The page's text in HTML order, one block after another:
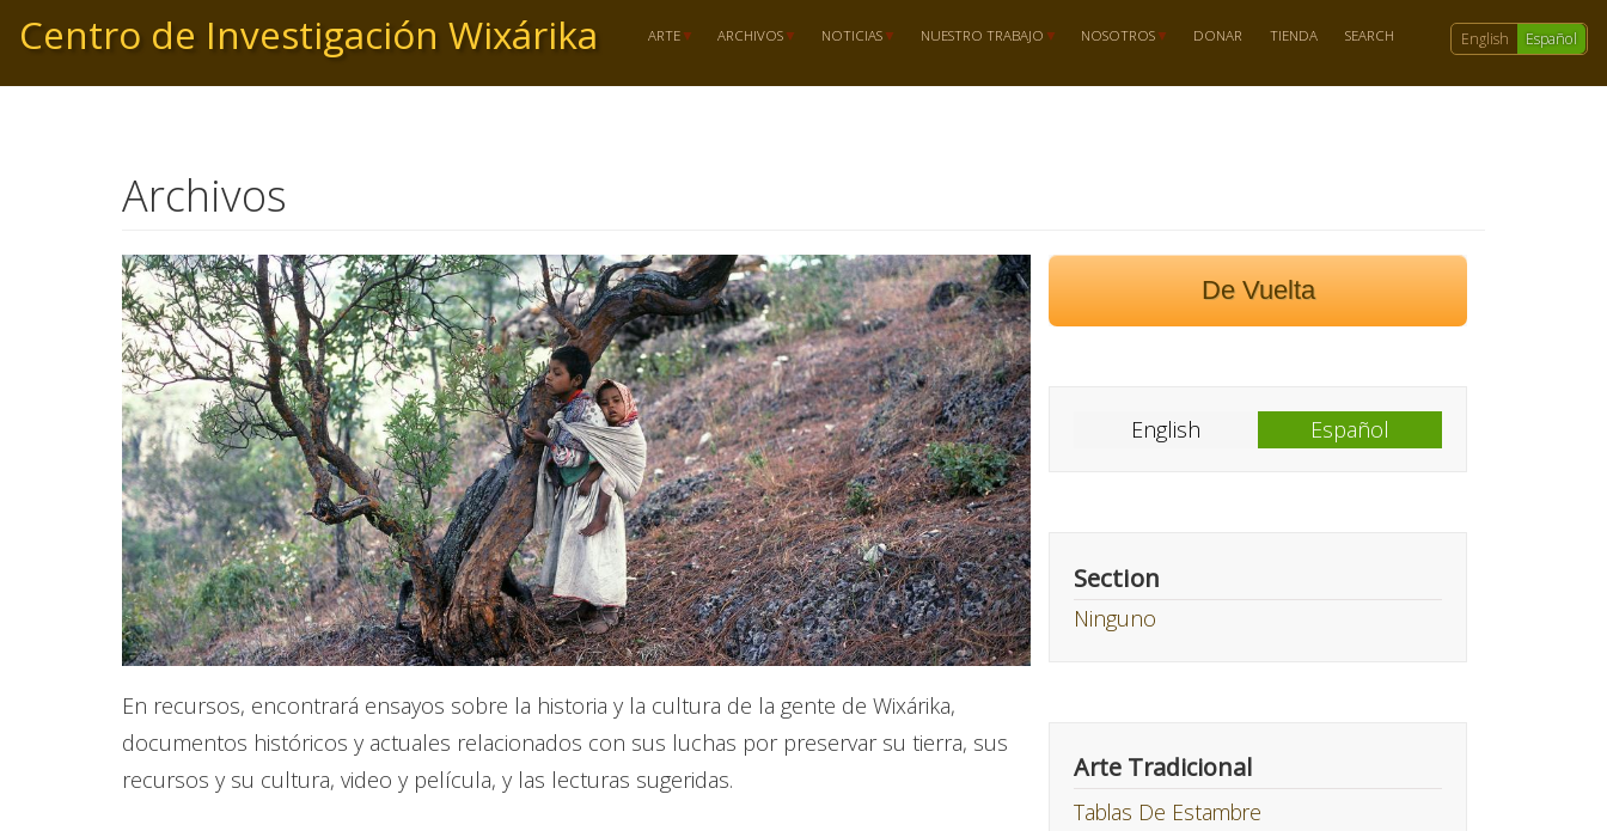
contenido
principal
Centro de Investigación Wixárika ARTE ARCHIVOS NOTICIAS NUESTRO TRABAJO NOSOTROS DONAR TIENDA SEARCH English Español
Archivos
En recursos, encontrará ensayos sobre la historia y la cultura de la gente de Wixárika,
documentos históricos y actuales relacionados con sus luchas por preservar su tierra, sus
recursos y su cultura, video y película, y las lecturas sugeridas.
De Vuelta
English Español
Section
Ninguno
Arte Tradicional
Tablas De Estambre